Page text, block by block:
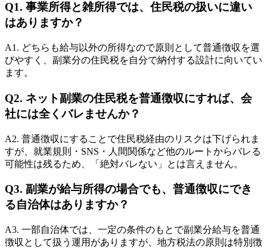
Q1. 事業所得と雑所得では、住民税の扱いに違い
はありますか？
A1. どちらも給与以外の所得なので原則として普通徴収を選
びやすく、副業分の住民税を自分で納付する設計に向いてい
ます。
Q2. ネット副業の住民税を普通徴収にすれば、会
社には全くバレませんか？
A2. 普通徴収にすることで住民税経由のリスクは下げられま
すが、就業規則・SNS・人間関係など他のルートからバレる
可能性は残るため、「絶対バレない」とは言えません。
Q3. 副業が給与所得の場合でも、普通徴収にでき
る自治体はありますか？
A3. 一部自治体では、一定の条件のもとで副業分給与を普通
徴収として扱う運用がありますが、地方税法の原則は特別徴